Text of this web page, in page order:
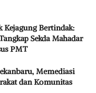
Kejagung Bertindak:
Sekda Mahadar
PMT
Memediasi
dan Komunitas